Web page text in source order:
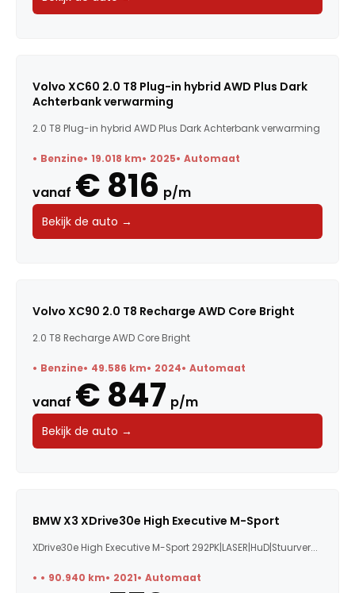
Volvo XC60 2.0 T8 Plug-in hybrid AWD Plus Dark
Achterbank verwarming
2.0 T8 Plug-in hybrid AWD Plus Dark Achterbank verwarming
Benzine 19.018 km 2025 Automaat
vanaf € 816 p/m
Bekijk de auto →
Volvo XC90 2.0 T8 Recharge AWD Core Bright
2.0 T8 Recharge AWD Core Bright
Benzine 49.586 km 2024 Automaat
vanaf € 847 p/m
Bekijk de auto →
BMW X3 XDrive30e High Executive M-Sport
XDrive30e High Executive M-Sport 292PK|LASER|HuD|Stuurver...
90.940 km 2021 Automaat